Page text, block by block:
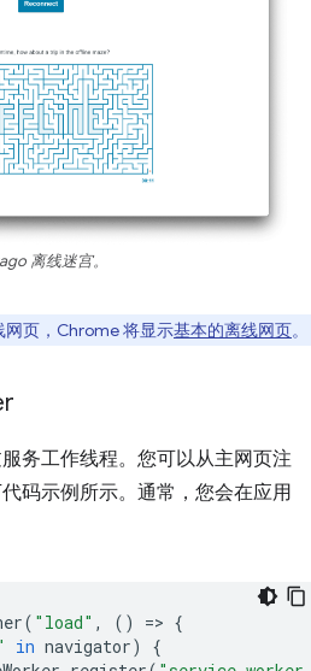
离线迷宫。
页，Chrome 将显示基本的离线网页。
务工作线程。您可以从主网页注
码示例所示。通常，您会在应用
( "load" , () => {
in navigator)
{